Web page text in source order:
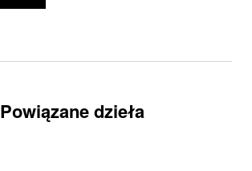
Powiązane dzieła